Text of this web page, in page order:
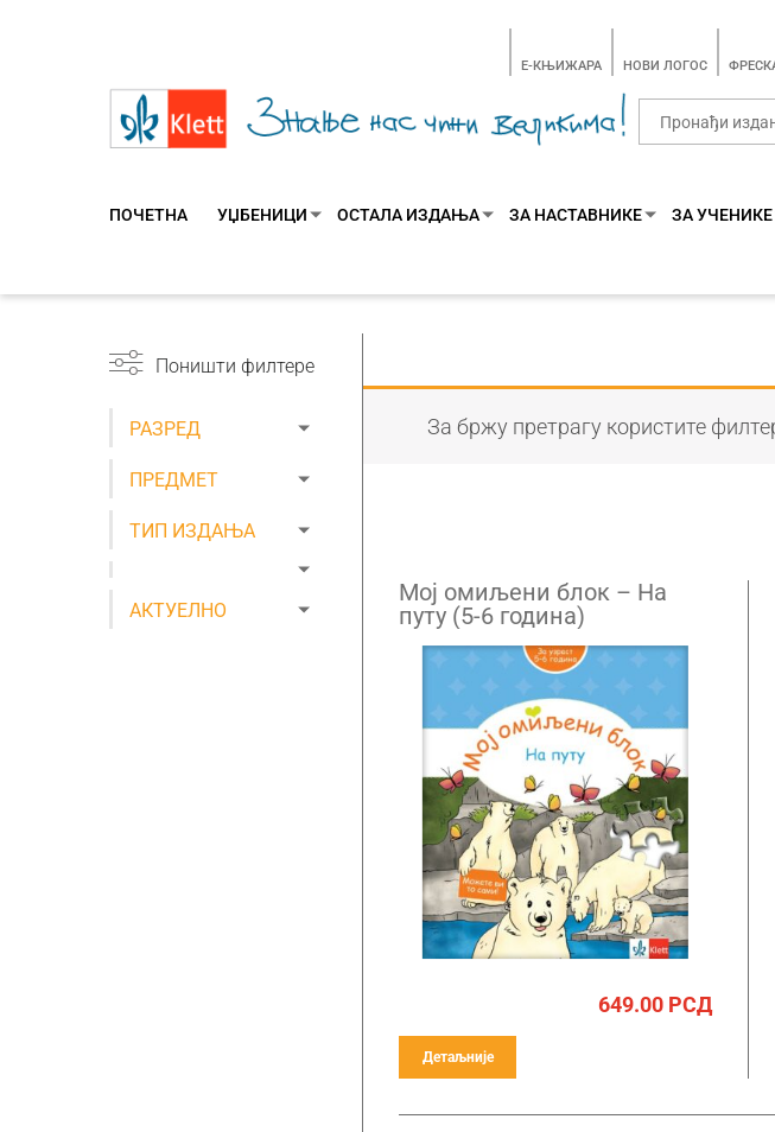
E-КЊИЖАРА НОВИ ЛОГОС
ПОЧЕТНА УЏБЕНИЦИ ОСТАЛА ИЗДАЊА ЗА НАСТАВНИКЕ ЗА УЧЕНИКЕ
Поништи филтере
РАЗРЕД
ПРЕДМЕТ
ТИП ИЗДАЊА
АКТУЕЛНО
За бржу претрагу користите
Мој омиљени блок – На
путу (5-6 годинa)
649.00РСД
Детаљније